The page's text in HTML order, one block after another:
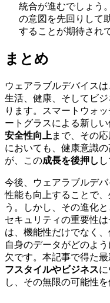
統合が進むでしょう
の意図を先回りして
することが期待され
まとめ
ウェアラブルデバイスは
生活、健康、そしてビ
ります。スマートウォ
ートグラスによる新し
安全性向上 まで、その
においても、健康意識
が、この成長を後押し
今後、ウェアラブルデ
性能も向上することで、
う。しかし、その進化と
セキュリティの重要性
は、機能性だけでなく
自身のデータがどのよ
欠です。本記事で得た
フスタイルやビジネス
し、その無限の可能性を